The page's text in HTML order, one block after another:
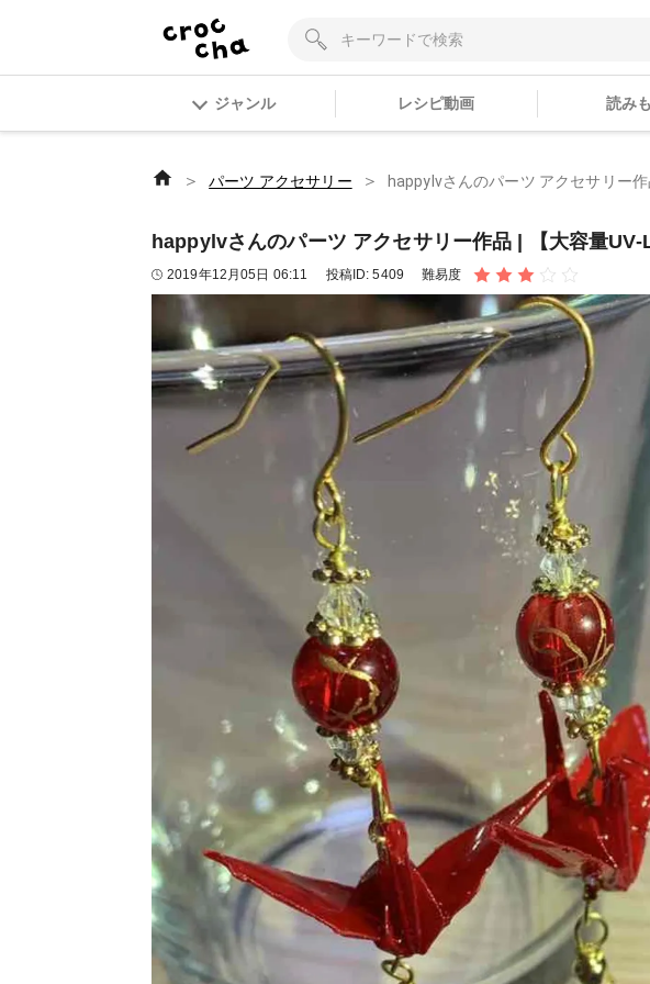
ジャンル レシピ動画 読み
＞ パーツ アクセサリー ＞ happylvさんのパーツ アクセサリー作
happylvさんのパーツ アクセサリー作品 | 【大容量
2019年12月05日 06:11 投稿ID:5409 難易度